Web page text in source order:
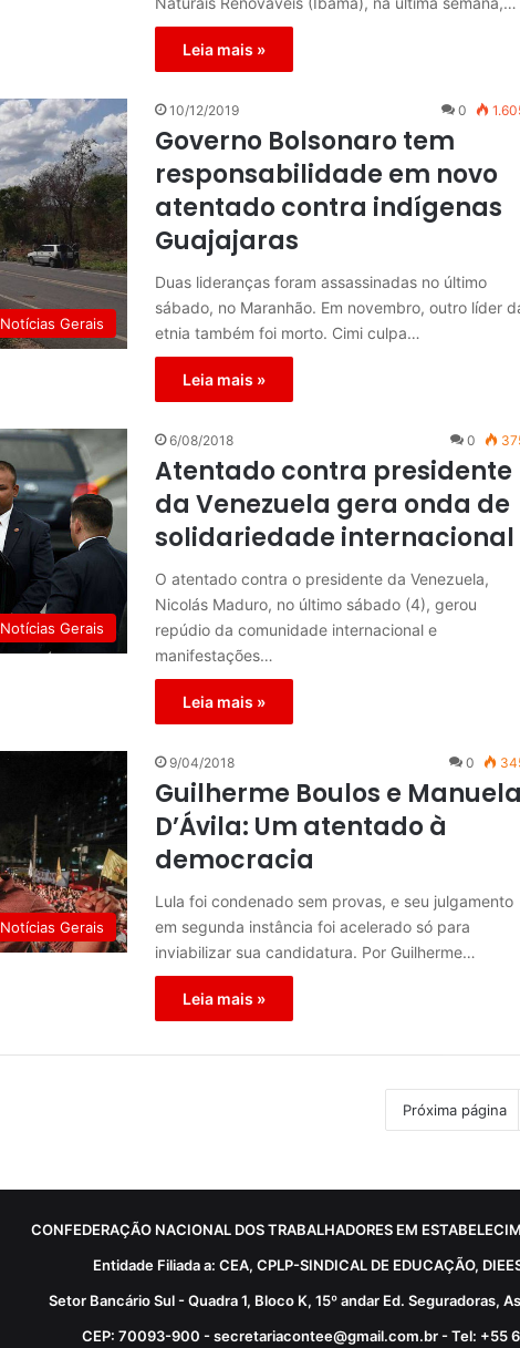
Leia mais »
Notícias Gerais
10/12/2019 0
Governo Bolsonaro tem
responsabilidade em novo
atentado contra indígenas
Guajajaras
Duas lideranças foram assassinadas no último
sábado, no Maranhão. Em novembro, outro líder
etnia também foi morto. Cimi culpa…
Leia mais »
Notícias Gerais
6/08/2018 0
Atentado contra presidente
da Venezuela gera onda de
solidariedade internacional
O atentado contra o presidente da Venezuela,
Nicolás Maduro, no último sábado (4), gerou
repúdio da comunidade internacional e
manifestações…
Leia mais »
Notícias Gerais
9/04/2018 0
Guilherme Boulos e Manuela
D’Ávila: Um atentado à
democracia
Lula foi condenado sem provas, e seu julgamento
em segunda instância foi acelerado só para
inviabilizar sua candidatura. Por Guilherme…
Leia mais »
Próxima página
CONFEDERAÇÃO NACIONAL DOS TRABALHADORES EM
Entidade Filiada a: CEA, CPLP-SINDICAL DE EDUCAÇÃO,
Setor Bancário Sul - Quadra 1, Bloco K, 15º andar Ed. Seguradoras,
CEP: 70093-900 - secretariacontee@gmail.com.br - Tel: +55